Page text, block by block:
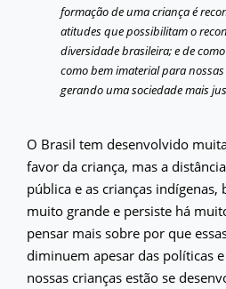
formação de uma criança é
atitudes que possibilitam o
diversidade brasileira; e de
como bem imaterial para
gerando uma sociedade mais
O Brasil tem desenvolvido
favor da criança, mas a
pública e as crianças indígenas,
muito grande e persiste há
pensar mais sobre por que
diminuem apesar das políticas
nossas crianças estão se